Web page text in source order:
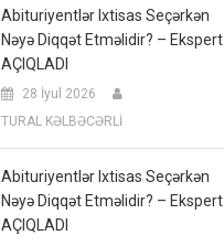
Abituriyentlər Ixtisas Seçərkən
Nəyə Diqqət Etməlidir? – Ekspert
AÇIQLADI
28 İyul 2026
TURAL KƏLBƏCƏRLİ
Abituriyentlər Ixtisas Seçərkən
Nəyə Diqqət Etməlidir? – Ekspert
AÇIQLADI